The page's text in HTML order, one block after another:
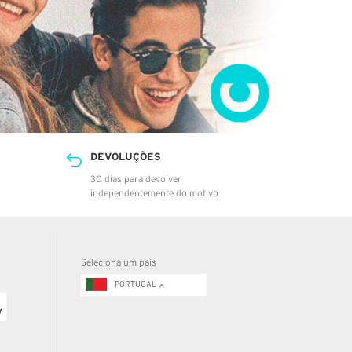
DEVOLUÇÕES
30 dias para devolver
independentemente do motivo
Seleciona um país
PORTUGAL